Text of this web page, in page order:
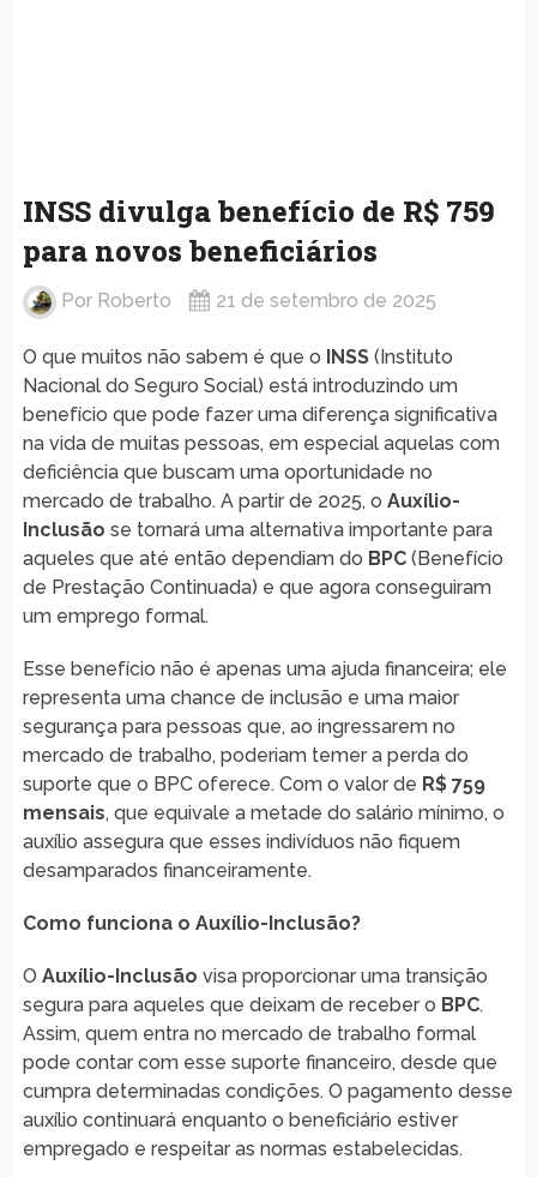
INSS divulga benefício de R$ 759
para novos beneficiários
Por Roberto 21 de setembro de 2025
O que muitos não sabem é que o INSS(Instituto
Nacional do Seguro Social) está introduzindo um
benefício que pode fazer uma diferença significativa
na vida de muitas pessoas, em especial aquelas com
deficiência que buscam uma oportunidade no
mercado de trabalho. A partir de 2025, o Auxílio-
Inclusão se tornará uma alternativa importante para
aqueles que até então dependiam do BPC(Benefício
de Prestação Continuada) e que agora conseguiram
um emprego formal.
Esse benefício não é apenas uma ajuda financeira; ele
representa uma chance de inclusão e uma maior
segurança para pessoas que, ao ingressarem no
mercado de trabalho, poderiam temer a perda do
suporte que o BPC oferece. Com o valor de R$ 759
mensais, que equivale a metade do salário mínimo, o
auxílio assegura que esses indivíduos não fiquem
desamparados financeiramente.
Como funciona o Auxílio-Inclusão?
O Auxílio-Inclusão visa proporcionar uma transição
segura para aqueles que deixam de receber o BPC.
Assim, quem entra no mercado de trabalho formal
pode contar com esse suporte financeiro, desde que
cumpra determinadas condições. O pagamento desse
auxílio continuará enquanto o beneficiário estiver
empregado e respeitar as normas estabelecidas.